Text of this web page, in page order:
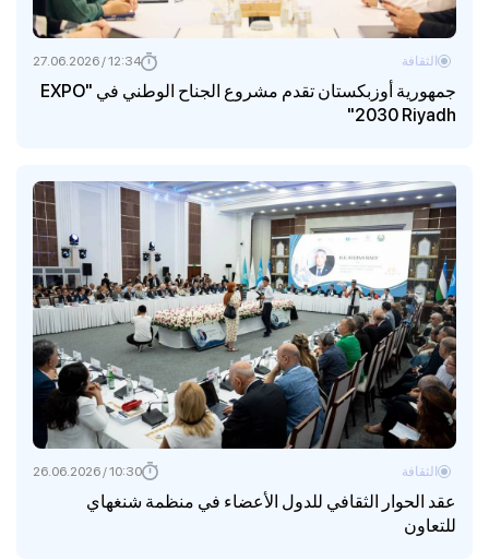
جمهورية أوزبكستان تقدم مشروع الجناح الوطني في "EXPO
2030 Riyadh"
الثقافة 12:34 / 27.06.2026
عقد الحوار الثقافي للدول الأعضاء في منظمة شنغهاي
للتعاون
الثقافة 10:30 / 26.06.2026